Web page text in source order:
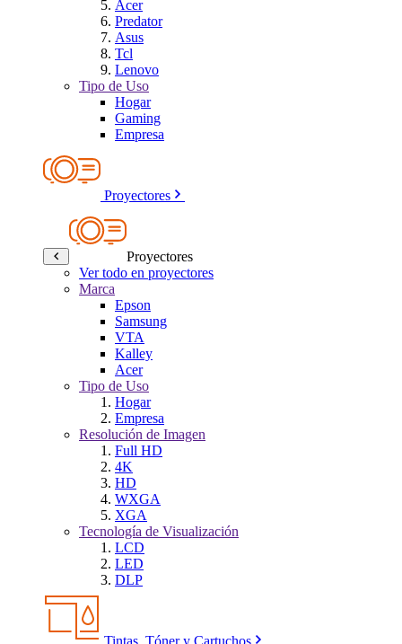
Acer
Predator
Asus
Tcl
Lenovo
Tipo de Uso
Hogar
Gaming
Empresa
Proyectores
Proyectores
Ver todo en proyectores
Marca
Epson
Samsung
VTA
Kalley
Acer
Tipo de Uso
Hogar
Empresa
Resolución de Imagen
Full HD
4K
HD
WXGA
XGA
Tecnología de Visualización
LCD
LED
DLP
Tintas, Tóner y Cartuchos